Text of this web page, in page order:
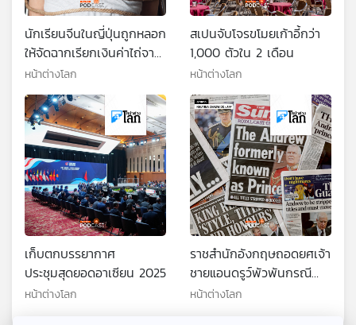
นักเรียนจีนในญี่ปุ่นถูกหลอก
ให้จัดฉากเรียกเงินค่าไถ่จาก
พ่อแม่
หน้าต่างโลก
สเปนจับโจรขโมยเก้าอี้กว่า
1,000 ตัวใน 2 เดือน
หน้าต่างโลก
เก็บตกบรรยากาศ
ประชุมสุดยอดอาเซียน 2025
หน้าต่างโลก
ราชสำนักอังกฤษถอดยศเจ้า
ชายแอนดรูว์พัวพันกรณี
ละเมิดหญิง
หน้าต่างโลก